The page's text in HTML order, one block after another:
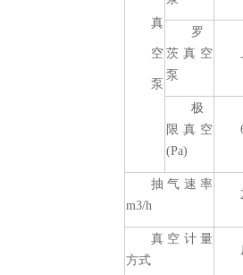
真
空
泵
罗
茨真空
泵
极
限真空
(Pa)
抽气速率
m3/h
真空计量
方式